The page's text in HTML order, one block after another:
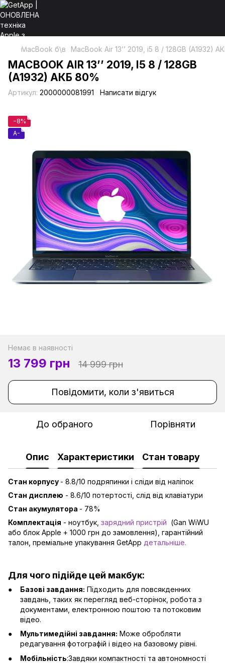
MacBook б\в MacBook Air 13’’ 2019, i5 8 / 128GB (A1932)
MACBOOK AIR 13’’ 2019, I5 8 / 128GB
(A1932) АКБ 80%
Артикул: 2000000081991 Написати відгук
−8%
A-
Немає в наявності
13 799 грн 14 999 грн
Повідомити, коли з'явиться
До обраного Порівняти
Опис Характеристики Стан товару
Стан корпусу - 8.8/10 подряпинки і сліди від наліпок
Стан дисплею - 8.6/10 потертості, слід від клавіатури
Стан акумулятора - 78%
Комплектація - ноутбук, зарядний пристрій (Gan WiWU
або блок Apple + 1000 грн до замовлення), гарантійний
талон, преміальне упакування GetApp детальніше.
Для чого підійде цей макбук:
Базові завдання: Підходить для повсякденних
завдань, таких як перегляд веб-сторінок, робота з
документами, електронною поштою та потоковим
відео.
Мультимедійні завдання: Може обробляти
редагування фотографій і відео на базовому рівні.
Мобільність:Завдяки компактності та автономності